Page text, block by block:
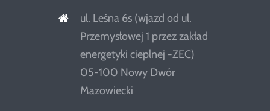
ul. Leśna 6s (wjazd od ul.
Przemysłowej 1 przez zakład
energetyki cieplnej -ZEC)
05-100 Nowy Dwór
Mazowiecki